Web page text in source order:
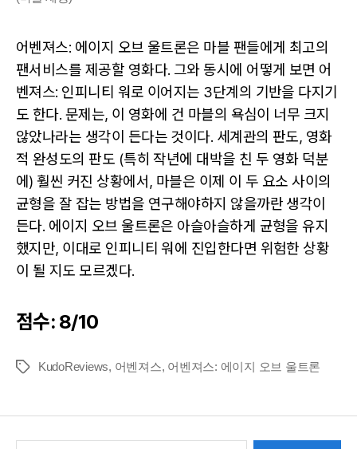
어벤져스: 에이지 오브 울트론은 마블 팬들에게 최고의
팬서비스를 제공할 영화다. 그와 동시에 어떻게 보면 어
벤져스: 인피니티 워로 이어지는 3단계의 기반을 다지기
도 한다. 문제는, 이 영화에 건 마블의 욕심이 너무 크지
않았나라는 생각이 든다는 것이다. 세계관의 판도, 영화
적 완성도의 판도 (특히 작년에 대박을 친 두 영화 덕분
에) 훨씬 커진 상황에서, 마블은 이제 이 두 요소 사이의
균형을 잘 잡는 방법을 연구해야하지 않을까란 생각이
든다. 에이지 오브 울트론은 아슬아슬하게 균형을 유지
했지만, 이대로 인피니티 워에 진입한다면 위험한 상황
이 될 지도 모르겠다.
점수: 8/10
Tags KudoReviews, 어벤져스, 어벤져스: 에이지 오브 울트론